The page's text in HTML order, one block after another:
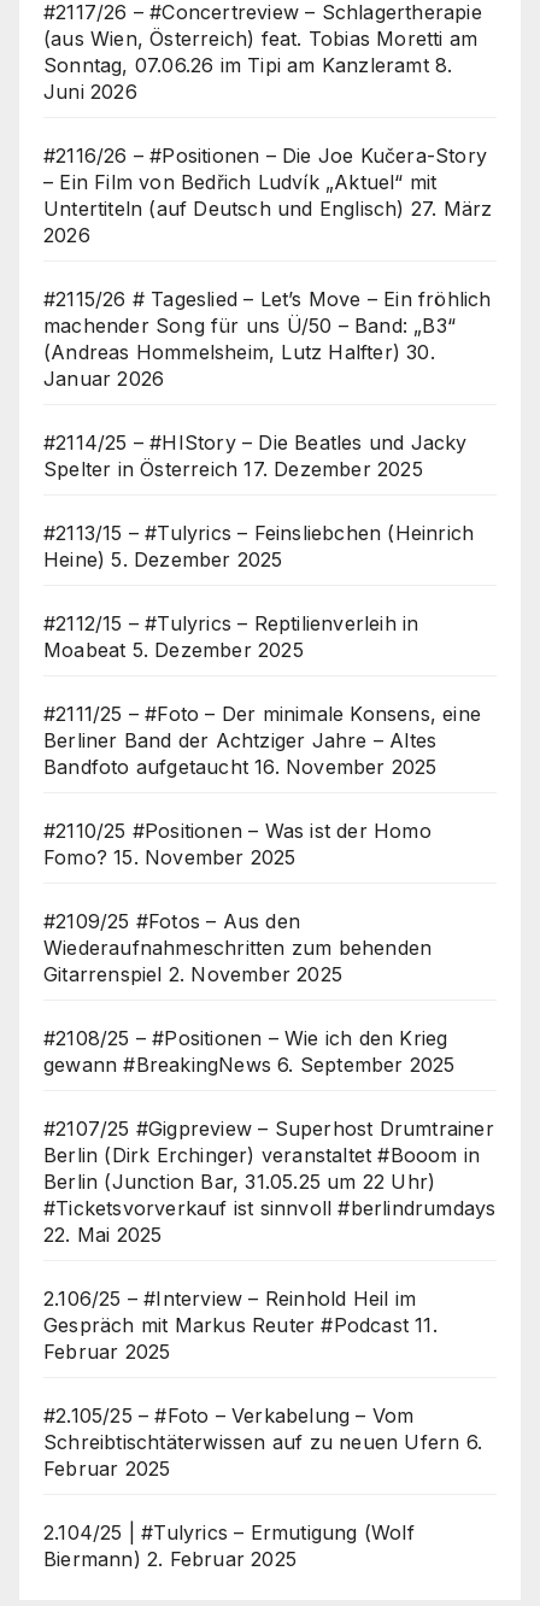
#2117/26 – #Concertreview – Schlagertherapie
(aus Wien, Österreich) feat. Tobias Moretti am
Sonntag, 07.06.26 im Tipi am Kanzleramt 8.
Juni 2026
#2116/26 – #Positionen – Die Joe Kučera-Story
– Ein Film von Bedřich Ludvík „Aktuel“ mit
Untertiteln (auf Deutsch und Englisch) 27. März
2026
#2115/26 # Tageslied – Let’s Move – Ein fröhlich
machender Song für uns Ü/50 – Band: „B3“
(Andreas Hommelsheim, Lutz Halfter) 30.
Januar 2026
#2114/25 – #HIStory – Die Beatles und Jacky
Spelter in Österreich 17. Dezember 2025
#2113/15 – #Tulyrics – Feinsliebchen (Heinrich
Heine) 5. Dezember 2025
#2112/15 – #Tulyrics – Reptilienverleih in
Moabeat 5. Dezember 2025
#2111/25 – #Foto – Der minimale Konsens, eine
Berliner Band der Achtziger Jahre – Altes
Bandfoto aufgetaucht 16. November 2025
#2110/25 #Positionen – Was ist der Homo
Fomo? 15. November 2025
#2109/25 #Fotos – Aus den
Wiederaufnahmeschritten zum behenden
Gitarrenspiel 2. November 2025
#2108/25 – #Positionen – Wie ich den Krieg
gewann #BreakingNews 6. September 2025
#2107/25 #Gigpreview – Superhost Drumtrainer
Berlin (Dirk Erchinger) veranstaltet #Booom in
Berlin (Junction Bar, 31.05.25 um 22 Uhr)
#Ticketsvorverkauf ist sinnvoll #berlindrumdays
22. Mai 2025
2.106/25 – #Interview – Reinhold Heil im
Gespräch mit Markus Reuter #Podcast 11.
Februar 2025
#2.105/25 – #Foto – Verkabelung – Vom
Schreibtischtäterwissen auf zu neuen Ufern 6.
Februar 2025
2.104/25 | #Tulyrics – Ermutigung (Wolf
Biermann) 2. Februar 2025